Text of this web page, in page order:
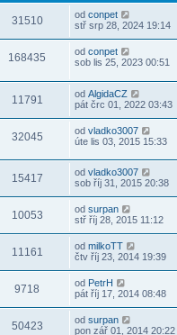
31510 od conpet
stř srp 28, 2024 19:14
168435 od conpet
sob lis 25, 2023 00:51
11791 od AlgidaCZ
pát črc 01, 2022 03:43
32045 od vladko3007
úte lis 03, 2015 15:33
15417 od vladko3007
sob říj 31, 2015 20:38
10053 od surpan
stř říj 28, 2015 11:12
11161 od milkoTT
čtv říj 23, 2014 19:39
9718 od PetrH
pát říj 17, 2014 08:48
50423 od surpan
pon zář 01, 2014 20:22